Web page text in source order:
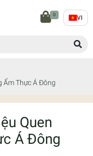
0 VI
Ẩm Thực Á Đông
Quen
Á Đông